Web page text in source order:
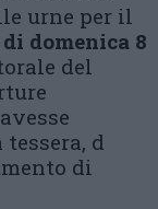
urne per il
domenica 8
del
d
di